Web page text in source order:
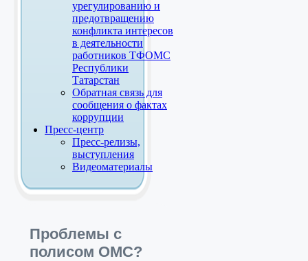
урегулированию и
предотвращению
конфликта интересов
в деятельности
работников ТФОМС
Республики
Татарстан
Обратная связь для
сообщения о фактах
коррупции
Пресс-центр
Пресс-релизы,
выступления
Видеоматериалы
Проблемы с
полисом ОМС?